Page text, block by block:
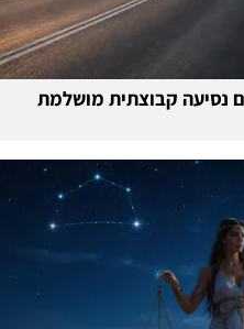
כך מתכננים נסיעה קבוצתית מושלמת